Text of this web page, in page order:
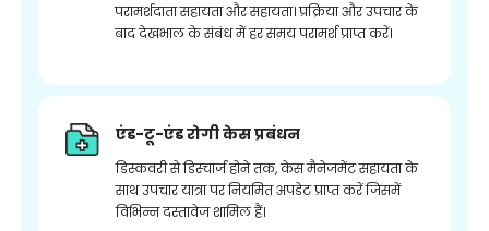
परामर्शदाता सहायता और सहायता। प्रक्रिया और उपचार के
बाद देखभाल के संबंध में हर समय परामर्श प्राप्त करें।
एंड-टू-एंड रोगी केस प्रबंधन
डिस्कवरी से डिस्चार्ज होने तक, केस मैनेजमेंट सहायता के
साथ उपचार यात्रा पर नियमित अपडेट प्राप्त करें जिसमें
विभिन्न दस्तावेज शामिल हैं।